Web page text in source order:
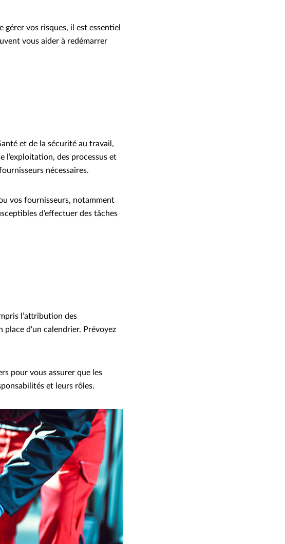
gérer vos risques, il est essentiel
vous aider à redémarrer
et de la sécurité au travail,
l’exploitation, des processus et
nécessaires.
vos fournisseurs, notamment
d’effectuer des tâches
l’attribution des
place d'un calendrier. Prévoyez
pour vous assurer que les
et leurs rôles.